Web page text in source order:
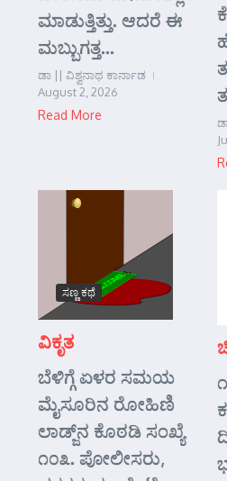
ಮಾಡುತ್ತಿತ್ತು. ಆದರೆ ಈ
ಮಬ್ಬುಗತ್ತ...
ಡಾ || ವಿಶ್ವನಾಥ ಕಾರ್ನಾಡ
August 2, 2026
Read More
ಸಣ್ಣ ಕಥೆ
ವಿಕೃತ
ಬೆಳಿಗ್ಗೆ ಏಳರ ಸಮಯ
ಮೈಸೂರಿನ ರೋಹಿಣಿ
ಲಾಡ್ಜ್‌ನ ಕೊಠಡಿ ಸಂಖ್ಯೆ
೧೦೩. ಪೋಲೀಸರು,